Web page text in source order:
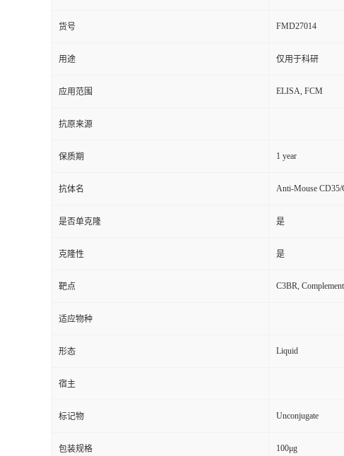
货号 FMD27014
用途 仅用于科研
应用范围 ELISA, FCM
抗原来源
保质期 1 year
抗体名 Anti-Mouse CD35/
是否单克隆 是
克隆性 是
靶点 C3BR,
适应物种
形态 Liquid
宿主
标记物 Unconjugate
包装规格 100μg